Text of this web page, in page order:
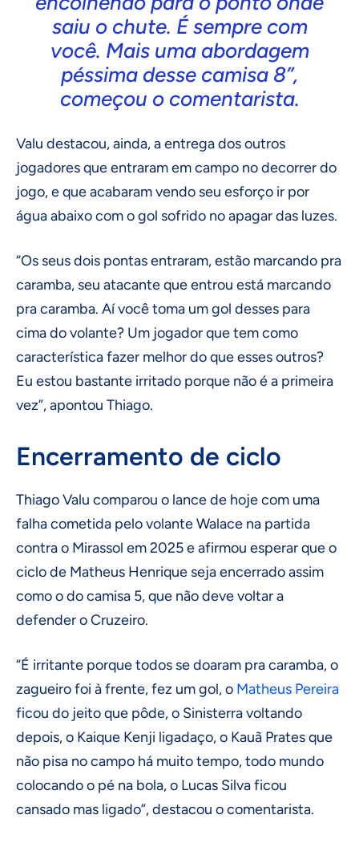
saiu o chute. É sempre com
você. Mais uma abordagem
péssima desse camisa 8”,
começou o comentarista.
Valu destacou, ainda, a entrega dos outros
jogadores que entraram em campo no decorrer do
jogo, e que acabaram vendo seu esforço ir por
água abaixo com o gol sofrido no apagar das luzes.
“Os seus dois pontas entraram, estão marcando pra
caramba, seu atacante que entrou está marcando
pra caramba. Aí você toma um gol desses para
cima do volante? Um jogador que tem como
característica fazer melhor do que esses outros?
Eu estou bastante irritado porque não é a primeira
vez”, apontou Thiago.
Encerramento de ciclo
Thiago Valu comparou o lance de hoje com uma
falha cometida pelo volante Walace na partida
contra o Mirassol em 2025 e afirmou esperar que o
ciclo de Matheus Henrique seja encerrado assim
como o do camisa 5, que não deve voltar a
defender o Cruzeiro.
“É irritante porque todos se doaram pra caramba, o
zagueiro foi à frente, fez um gol, o Matheus Pereira
ficou do jeito que pôde, o Sinisterra voltando
depois, o Kaique Kenji ligadaço, o Kauã Prates que
não pisa no campo há muito tempo, todo mundo
colocando o pé na bola, o Lucas Silva ficou
cansado mas ligado”, destacou o comentarista.